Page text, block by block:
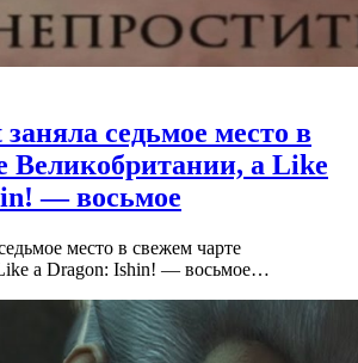
седьмое место в
Великобритании, а Like
— восьмое
место в свежем чарте
a Dragon: Ishin! — восьмое…